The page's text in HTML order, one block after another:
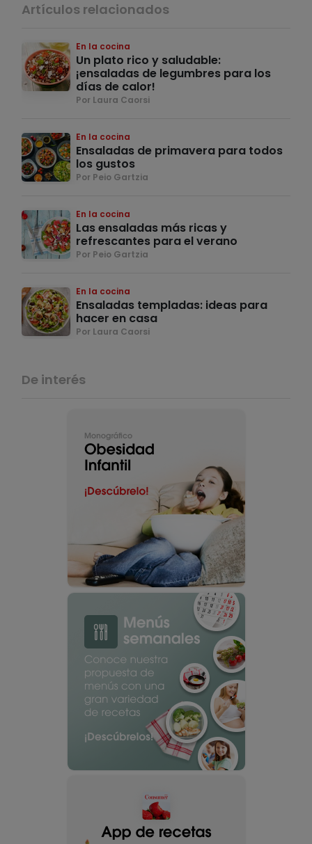
Artículos relacionados
En la cocina
Un plato rico y saludable:
¡ensaladas de legumbres para los
días de calor!
Por Laura Caorsi
En la cocina
Ensaladas de primavera para todos
los gustos
Por Peio Gartzia
En la cocina
Las ensaladas más ricas y
refrescantes para el verano
Por Peio Gartzia
En la cocina
Ensaladas templadas: ideas para
hacer en casa
Por Laura Caorsi
De interés